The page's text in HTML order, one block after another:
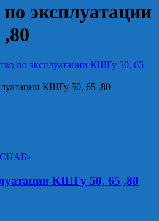
эксплуатации
по эксплуатации КШГу 50, 65
КШГу 50, 65 ,80
КШГу 50, 65 ,80